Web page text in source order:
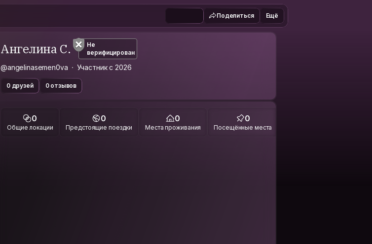
Поделиться Ещё
Ангелина С.
Не
верифицирован
@angelinasemen0va Участник с 2026
0 друзей 0 отзывов
0
Общие локации
0
Предстоящие поездки
0
Места проживания
0
Посещённые места